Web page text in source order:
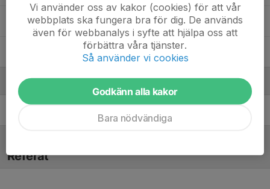
Vide Persson
Wille Spogardh
Ledare
Referat
Vi använder oss av kakor (cookies) för att vår
webbplats ska fungera bra för dig. De används
även för webbanalys i syfte att hjälpa oss att
förbättra våra tjänster.
Så använder vi cookies
Godkänn alla kakor
Bara nödvändiga